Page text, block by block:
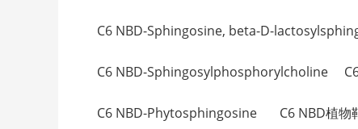
C6 NBD-Sphingosine, beta-D-
C6 NBD-Sphingosylphosphorylcholine
C6 NBD-Phytosphingosine C6 NBD植